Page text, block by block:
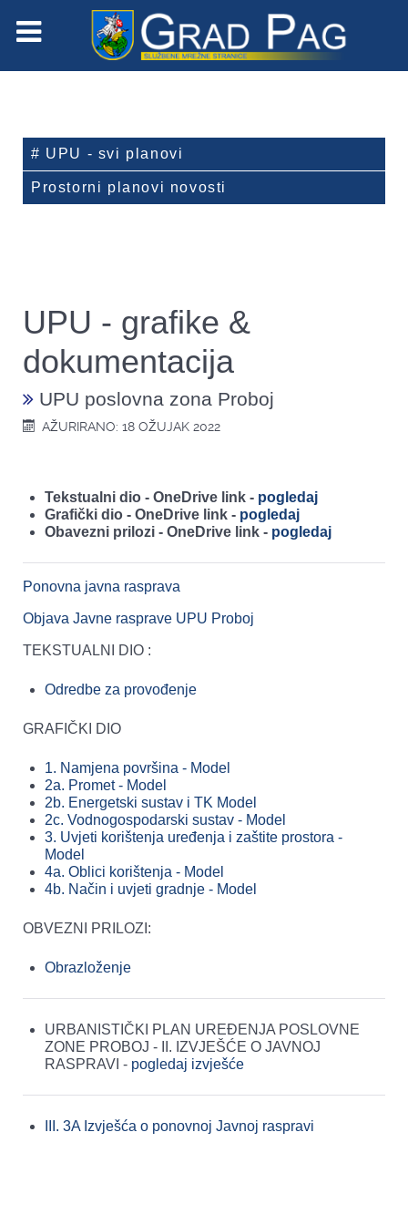
# UPU - svi planovi
Prostorni planovi novosti
UPU - grafike &
dokumentacija
UPU poslovna zona Proboj
AŽURIRANO: 18 OŽUJAK 2022
Tekstualni dio - OneDrive link - pogledaj
Grafički dio - OneDrive link - pogledaj
Obavezni prilozi - OneDrive link - pogledaj
Ponovna javna rasprava
Objava Javne rasprave UPU Proboj
TEKSTUALNI DIO :
Odredbe za provođenje
GRAFIČKI DIO
1. Namjena površina - Model
2a. Promet - Model
2b. Energetski sustav i TK Model
2c. Vodnogospodarski sustav - Model
3. Uvjeti korištenja uređenja i zaštite prostora -
Model
4a. Oblici korištenja - Model
4b. Način i uvjeti gradnje - Model
OBVEZNI PRILOZI:
Obrazloženje
URBANISTIČKI PLAN UREĐENJA POSLOVNE
ZONE PROBOJ - II. IZVJEŠĆE O JAVNOJ
RASPRAVI - pogledaj izvješće
III. 3A Izvješća o ponovnoj Javnoj raspravi